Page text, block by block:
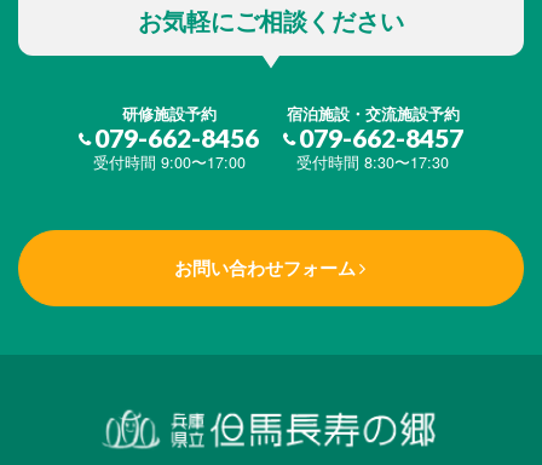
お気軽にご相談ください
研修施設予約
079-662-8456
受付時間 9:00〜17:00
宿泊施設・交流施設予約
079-662-8457
受付時間 8:30〜17:30
お問い合わせフォーム